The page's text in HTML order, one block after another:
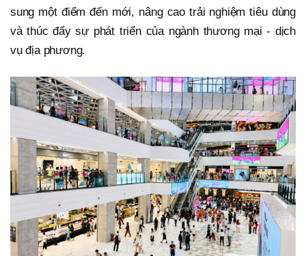
sung một điểm đến mới, nâng cao trải nghiệm tiêu dùng
và thúc đẩy sự phát triển của ngành thương mại - dịch
vụ địa phương.